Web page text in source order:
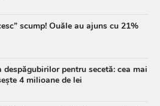
scump! Ouăle au ajuns cu 21%
despăgubirilor pentru secetă: cea mai
4 milioane de lei